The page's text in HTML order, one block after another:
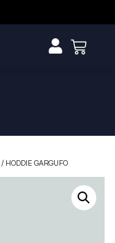
/ HODDIE GARGUFO